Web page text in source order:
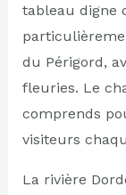
tableau digne
du Périgord,
fleuries. Le
comprends
visiteurs
La rivière